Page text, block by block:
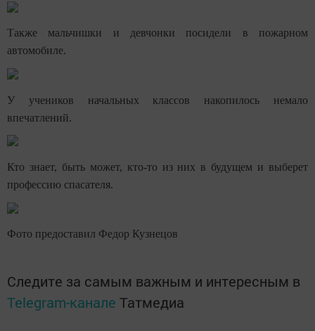
Также мальчишки и девчонки посидели в пожарном
автомобиле.
У учеников начальных классов накопилось немало
впечатлений.
Кто знает, быть может, кто-то из них в будущем и выберет
профессию спасателя.
Фото предоставил Федор Кузнецов
Следите за самым важным и интересным в
Telegram-канале Татмедиа